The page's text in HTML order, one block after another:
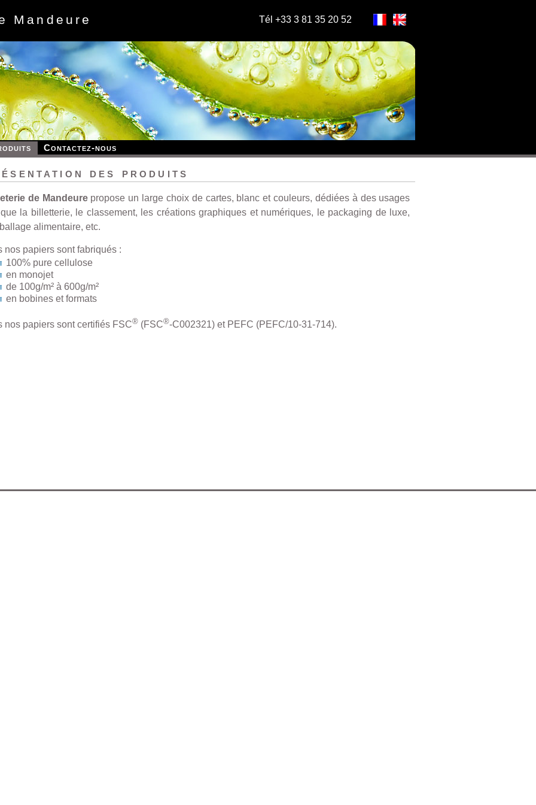
Mandeure Tél +33 3 81 35 20 52
Contactez-nous
des produits
de Mandeurepropose un large choix de cartes, blanc et couleurs, dédiées à des usages
la billetterie, le classement, les créations graphiques et numériques, le packaging de luxe,
alimentaire, etc.
nos papiers sont fabriqués :
100% pure cellulose
en monojet
de 100g/m² à 600g/m²
en bobines et formats
nos papiers sont certifiés FSC® (FSC®-C002321) et PEFC (PEFC/10-31-714).